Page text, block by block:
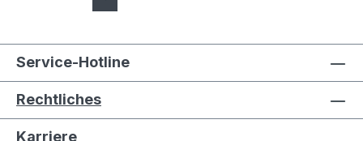
Service-Hotline
Rechtliches
Karriere